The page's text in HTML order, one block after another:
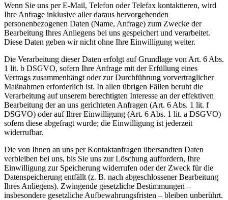
Wenn Sie uns per E-Mail, Telefon oder Telefax kontaktieren, wird
Ihre Anfrage inklusive aller daraus hervorgehenden
personenbezogenen Daten (Name, Anfrage) zum Zwecke der
Bearbeitung Ihres Anliegens bei uns gespeichert und verarbeitet.
Diese Daten geben wir nicht ohne Ihre Einwilligung weiter.
Die Verarbeitung dieser Daten erfolgt auf Grundlage von Art. 6 Abs.
1 lit. b DSGVO, sofern Ihre Anfrage mit der Erfüllung eines
Vertrags zusammenhängt oder zur Durchführung vorvertraglicher
Maßnahmen erforderlich ist. In allen übrigen Fällen beruht die
Verarbeitung auf unserem berechtigten Interesse an der effektiven
Bearbeitung der an uns gerichteten Anfragen (Art. 6 Abs. 1 lit. f
DSGVO) oder auf Ihrer Einwilligung (Art. 6 Abs. 1 lit. a DSGVO)
sofern diese abgefragt wurde; die Einwilligung ist jederzeit
widerrufbar.
Die von Ihnen an uns per Kontaktanfragen übersandten Daten
verbleiben bei uns, bis Sie uns zur Löschung auffordern, Ihre
Einwilligung zur Speicherung widerrufen oder der Zweck für die
Datenspeicherung entfällt (z. B. nach abgeschlossener Bearbeitung
Ihres Anliegens). Zwingende gesetzliche Bestimmungen –
insbesondere gesetzliche Aufbewahrungsfristen – bleiben unberührt.